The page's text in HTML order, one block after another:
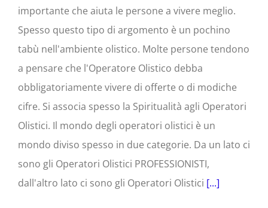
importante che aiuta le persone a vivere meglio.
Spesso questo tipo di argomento è un pochino
tabù nell'ambiente olistico. Molte persone tendono
a pensare che l'Operatore Olistico debba
obbligatoriamente vivere di offerte o di modiche
cifre. Si associa spesso la Spiritualità agli Operatori
Olistici. Il mondo degli operatori olistici è un
mondo diviso spesso in due categorie. Da un lato ci
sono gli Operatori Olistici PROFESSIONISTI,
dall'altro lato ci sono gli Operatori Olistici [...]